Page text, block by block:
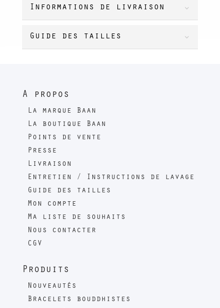
Informations de livraison
Guide des tailles
A propos
La marque Baan
La boutique Baan
Points de vente
Presse
Livraison
Entretien / Instructions de lavage
Guide des tailles
Mon compte
Ma liste de souhaits
Nous contacter
CGV
Produits
Nouveautés
Bracelets bouddhistes